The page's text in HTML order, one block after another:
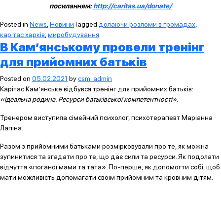
посиланням:http://caritas.ua/donate/
Posted in News НовиниTagged долаючи розломи в громадах
карітас харків миробудування
В Кам’янському провели тренінг
для прийомних батьків
Posted on 05.02.2021 bycsm_admin
Карітас Кам’янське відбувся тренінг для прийомних батьків:
«Ідеальна родина. Ресурси батьківської компетентності»
Тренером виступила сімейний психолог, психотерапевт Маріанна
Лапіна.
Разом з прийомними батьками розмірковували про те, як можна
зупинитися та згадати про те, що дає сили та ресурси. Як подолати
відчуття «поганої мами та тата». По-перше, як допомогти собі, щоб
мати можливість допомагати своїм прийомним та кровним дітям.